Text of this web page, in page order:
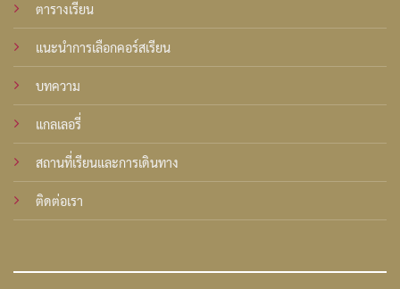
ตารางเรียน
แนะนำการเลือกคอร์สเรียน
บทความ
แกลเลอรี่
สถานที่เรียนและการเดินทาง
ติดต่อเรา